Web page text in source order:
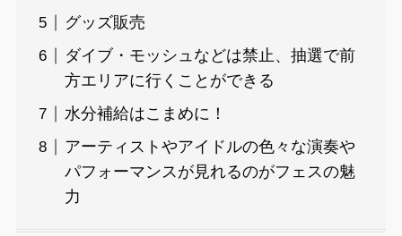
グッズ販売
ダイブ・モッシュなどは禁止、抽選で前
方エリアに行くことができる
水分補給はこまめに！
アーティストやアイドルの色々な演奏や
パフォーマンスが見れるのがフェスの魅
力